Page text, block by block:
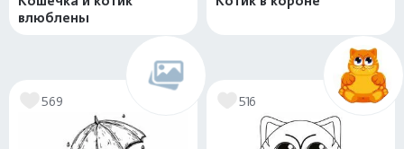
влюблены
569 516